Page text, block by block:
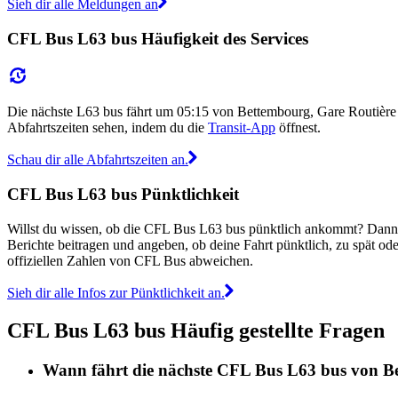
Sieh dir alle Meldungen an
CFL Bus L63 bus Häufigkeit des Services
Die nächste L63 bus fährt um 05:15 von Bettembourg, Gare
Abfahrtszeiten sehen, indem du die Transit-App öffnest.
Schau dir alle Abfahrtszeiten an.
CFL Bus L63 bus Pünktlichkeit
Willst du wissen, ob die CFL Bus L63 bus pünktlich ankommt?
Berichte beitragen und angeben, ob deine Fahrt pünktlich, zu spät
offiziellen Zahlen von CFL Bus abweichen.
Sieh dir alle Infos zur Pünktlichkeit an.
CFL Bus L63 bus Häufig gestellte Fragen
Wann fährt die nächste CFL Bus L63 bus von